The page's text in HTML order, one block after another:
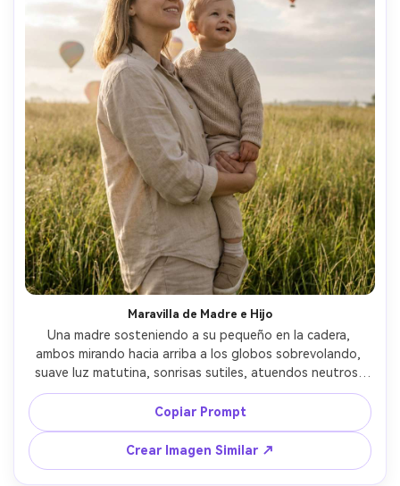
Maravilla de Madre e Hijo
Una madre sosteniendo a su pequeño en la cadera,
ambos mirando hacia arriba a los globos sobrevolando,
suave luz matutina, sonrisas sutiles, atuendos neutros,
campo de hierba, captada con Nikon Z7 II, 50mm f/1.8,
encuadre medio cuerpo, colores naturales, retrato familiar
fotorrealista con tono cálido emocional --ar 4:5
Copiar Prompt
Crear Imagen Similar ↗